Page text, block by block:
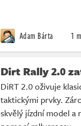
Adam Bárta 1
Dirt Rally 2.0
DiRT 2.0 oživuje
taktickými prvky.
skvělý jízdní model a